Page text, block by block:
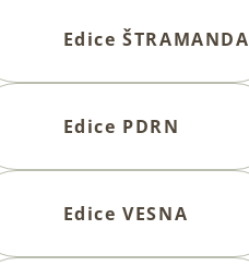
Edice ŠTRAMANDA
Edice PDRN
Edice VESNA